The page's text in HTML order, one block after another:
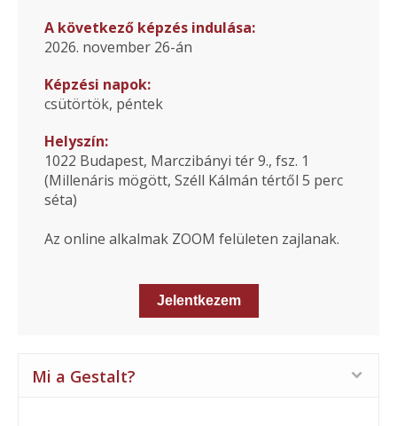
A következő képzés indulása:
2026. november 26-án
Képzési napok:
csütörtök, péntek
Helyszín:
1022 Budapest, Marczibányi tér 9., fsz. 1
(Millenáris mögött, Széll Kálmán tértől 5 perc
séta)
Az online alkalmak ZOOM felületen zajlanak.
Jelentkezem
Mi a Gestalt?